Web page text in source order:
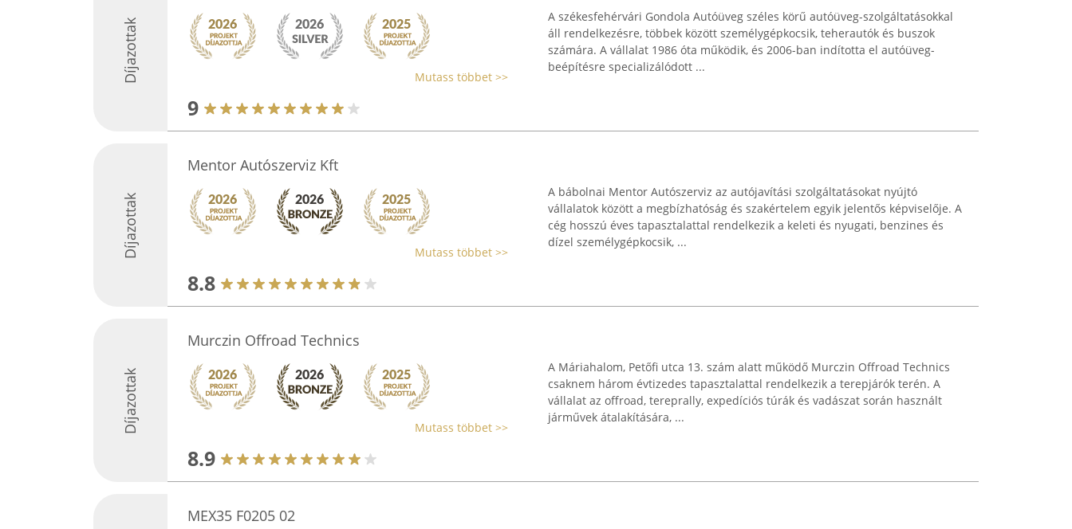
Díjazottak Mutass többet >>
9
A székesfehérvári Gondola Autóüveg széles körű autóüveg-szolgáltatásokkal
áll rendelkezésre, többek között személygépkocsik, teherautók és buszok
számára. A vállalat 1986 óta működik, és 2006-ban indította el autóüveg-
beépítésre specializálódott ...
Díjazottak
Mentor Autószerviz Kft
Mutass többet >>
8.8
A bábolnai Mentor Autószerviz az autójavítási szolgáltatásokat nyújtó
vállalatok között a megbízhatóság és szakértelem egyik jelentős képviselője. A
cég hosszú éves tapasztalattal rendelkezik a keleti és nyugati, benzines és
dízel személygépkocsik, ...
Díjazottak
Murczin Offroad Technics
Mutass többet >>
8.9
A Máriahalom, Petőfi utca 13. szám alatt működő Murczin Offroad Technics
csaknem három évtizedes tapasztalattal rendelkezik a terepjárók terén. A
vállalat az offroad, tereprally, expedíciós túrák és vadászat során használt
járművek átalakítására, ...
MEX35 F0205 02